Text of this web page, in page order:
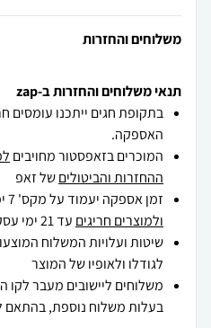
משלוחים והחזרות
תנאי משלוחים והחזרות ב-zap
בתקופת חגים ייתכנו עומסים
האספקה.
המוכרים בזאפסטור מחויבים
ההחזרות והביטוליםשל זאפ
זמן אספקה יעמוד על מקס' 7 ימי עסקים מיום הזמנה,
ולמוצרים חריגים עד 21 ימי עסקים .
שיטות ועלויות המשלוח
לגודלו ולאופיו של המוצר
משלוחים ליישובים מעבר לקו
בעלות משלוח נוספת, בהתאם